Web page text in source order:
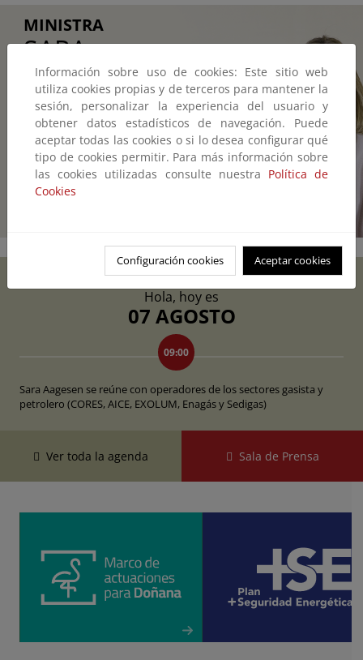
MINISTRA
SARA
AAGESEN
MUÑOZ
Vicepresidenta tercera del Gobierno de
España y Ministra para la Transición
Ecológica y el Reto Demográfico.
AGENDA
Hola, hoy es
07 AGOSTO
09:00
Sara Aagesen se reúne con operadores de los sectores gasista y
petrolero (CORES, AICE, ⁠EXOLUM, Enagás y Sedigas)
Ver toda la agenda Sala de Prensa
Información sobre uso de cookies: Este sitio web
utiliza cookies propias y de terceros para mantener la
sesión, personalizar la experiencia del usuario y
obtener datos estadísticos de navegación. Puede
aceptar todas las cookies o si lo desea configurar qué
tipo de cookies permitir. Para más información sobre
las cookies utilizadas consulte nuestra Política de
Cookies
Configuración cookies Aceptar cookies